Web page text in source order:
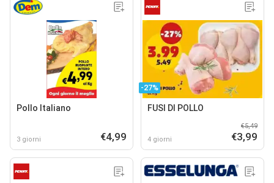
Pollo Italiano
3 giorni €4,99
-27%
FUSI DI POLLO
4 giorni
€5,49
€3,99